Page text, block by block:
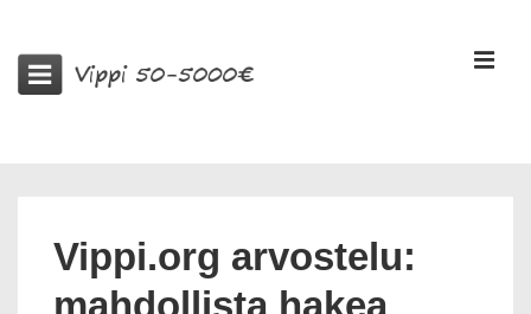
pääsisältöön
Vippi.org arvostelu: